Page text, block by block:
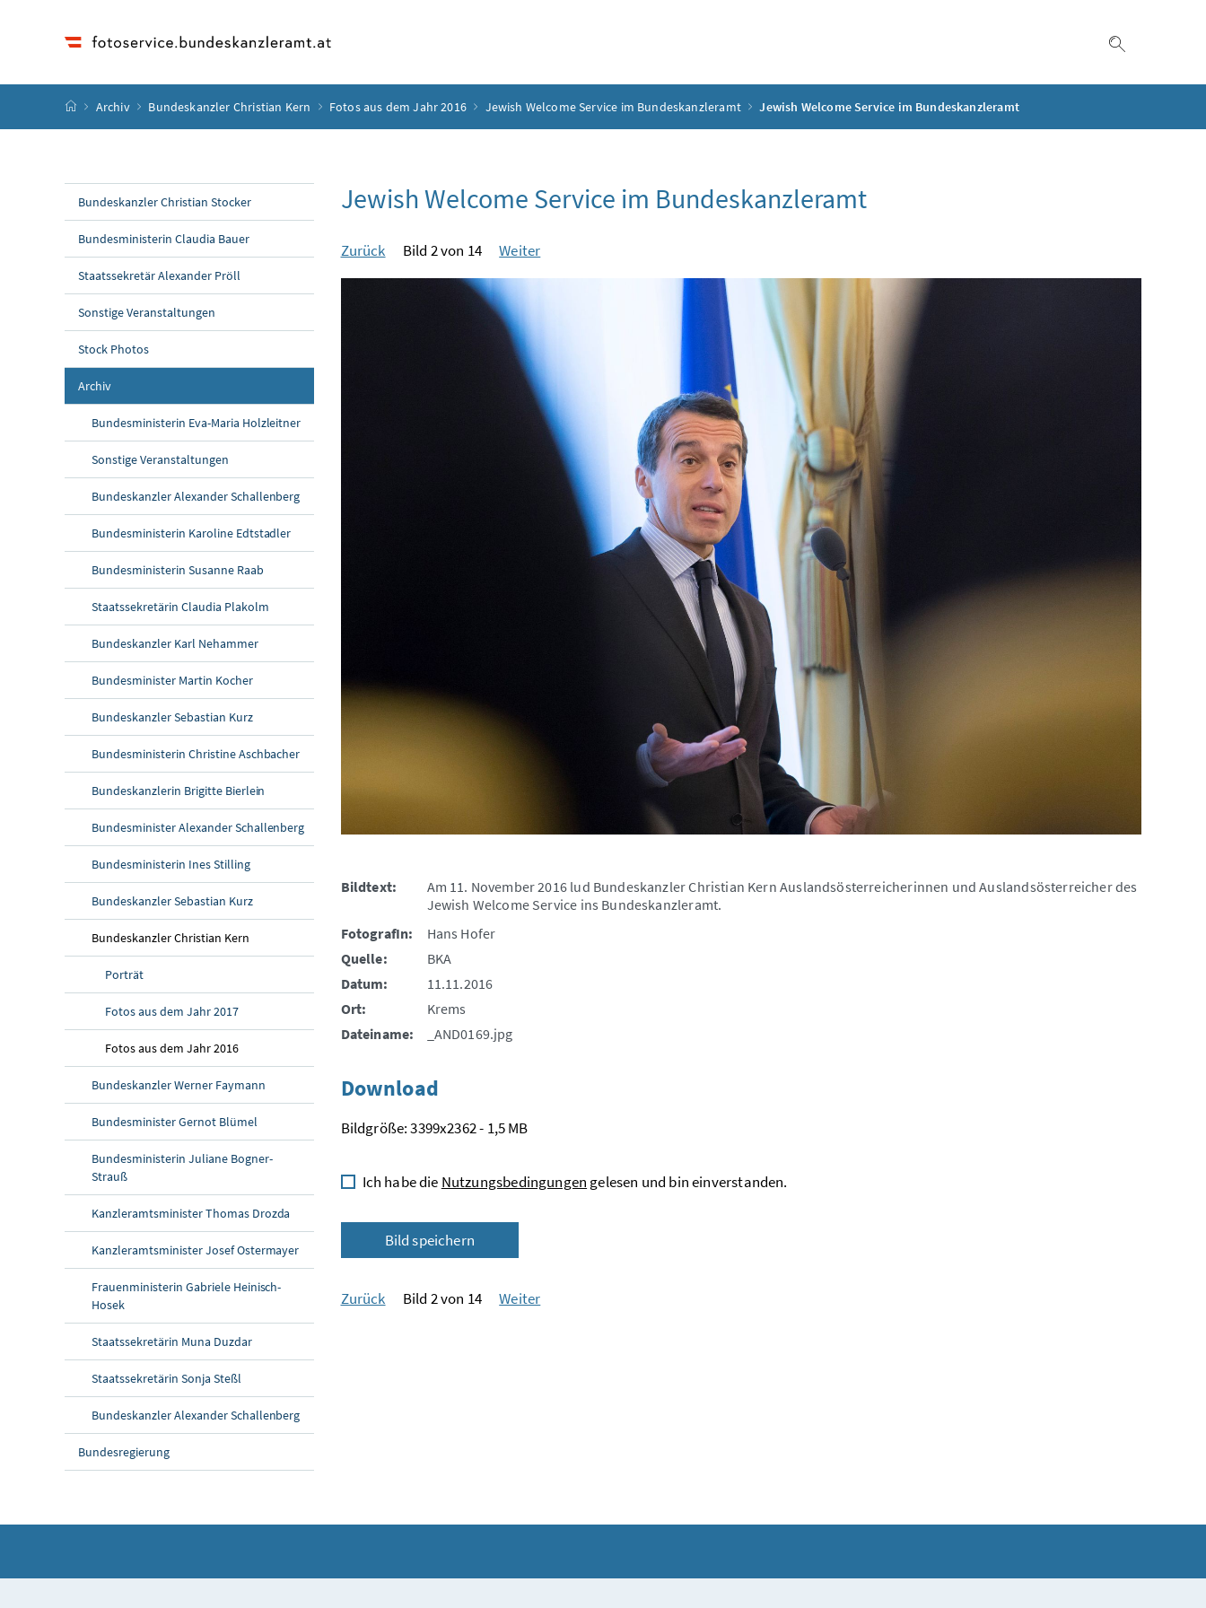
Startseite
Archiv Bundeskanzler Christian Kern Fotos aus dem Jahr 2016 Jewish Welcome Service im Bundeskanzleramt Jewish Welcome Service im Bundeskanzleramt
Bundeskanzler Christian Stocker
Bundesministerin Claudia Bauer
Staatssekretär Alexander Pröll
Sonstige Veranstaltungen
Stock Photos
Archiv
Bundesministerin Eva-Maria Holzleitner
Sonstige Veranstaltungen
Bundeskanzler Alexander Schallenberg
Bundesministerin Karoline Edtstadler
Bundesministerin Susanne Raab
Staatssekretärin Claudia Plakolm
Bundeskanzler Karl Nehammer
Bundesminister Martin Kocher
Bundeskanzler Sebastian Kurz
Bundesministerin Christine Aschbacher
Bundeskanzlerin Brigitte Bierlein
Bundesminister Alexander Schallenberg
Bundesministerin Ines Stilling
Bundeskanzler Sebastian Kurz
Bundeskanzler Christian Kern
Porträt
Fotos aus dem Jahr 2017
Fotos aus dem Jahr 2016
Bundeskanzler Werner Faymann
Bundesminister Gernot Blümel
Bundesministerin Juliane Bogner-
Strauß
Kanzleramtsminister Thomas Drozda
Kanzleramtsminister Josef Ostermayer
Frauenministerin Gabriele Heinisch-
Hosek
Staatssekretärin Muna Duzdar
Staatssekretärin Sonja Steßl
Bundeskanzler Alexander Schallenberg
Bundesregierung
Jewish Welcome Service im Bundeskanzleramt
Zurück Bild 2 von 14 Weiter
Bildtext:
Am 11. November 2016 lud Bundeskanzler Christian Kern Auslandsösterreicherinnen und Auslandsösterreicher des
Jewish Welcome Service ins Bundeskanzleramt.
FotografIn:
Hans Hofer
Quelle:
BKA
Datum:
11.11.2016
Ort:
Krems
Dateiname:
_AND0169.jpg
Download
Bildgröße: 3399x2362 - 1,5 MB
Ich habe die Nutzungsbedingungen gelesen und bin einverstanden.
Bild speichern
Zurück Bild 2 von 14 Weiter